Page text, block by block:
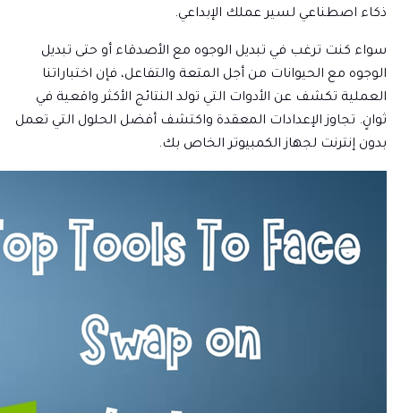
ذكاء اصطناعي لسير عملك الإبداعي.
سواء كنت ترغب في تبديل الوجوه مع الأصدقاء أو حتى تبديل
الوجوه مع الحيوانات من أجل المتعة والتفاعل، فإن اختباراتنا
العملية تكشف عن الأدوات التي تولد النتائج الأكثر واقعية في
ثوانٍ. تجاوز الإعدادات المعقدة واكتشف أفضل الحلول التي تعمل
بدون إنترنت لجهاز الكمبيوتر الخاص بك.